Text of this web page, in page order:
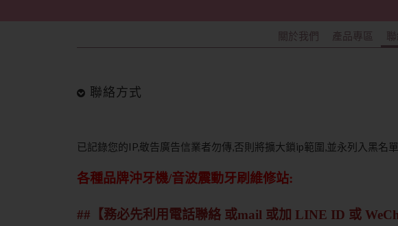
關於我們 產品專區
聯絡方式
已記錄您的IP,敬告廣告信業者勿傳,否則將擴大鎖ip範圍,並永列入黑名單
各種品牌沖牙機/音波震動牙刷維修站:
##【務必先利用電話聯絡 或mail 或加 LINE ID 或